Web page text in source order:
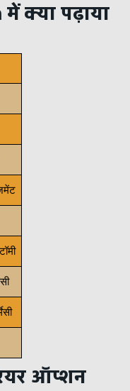
क्या पढ़ाया
ऑप्शन